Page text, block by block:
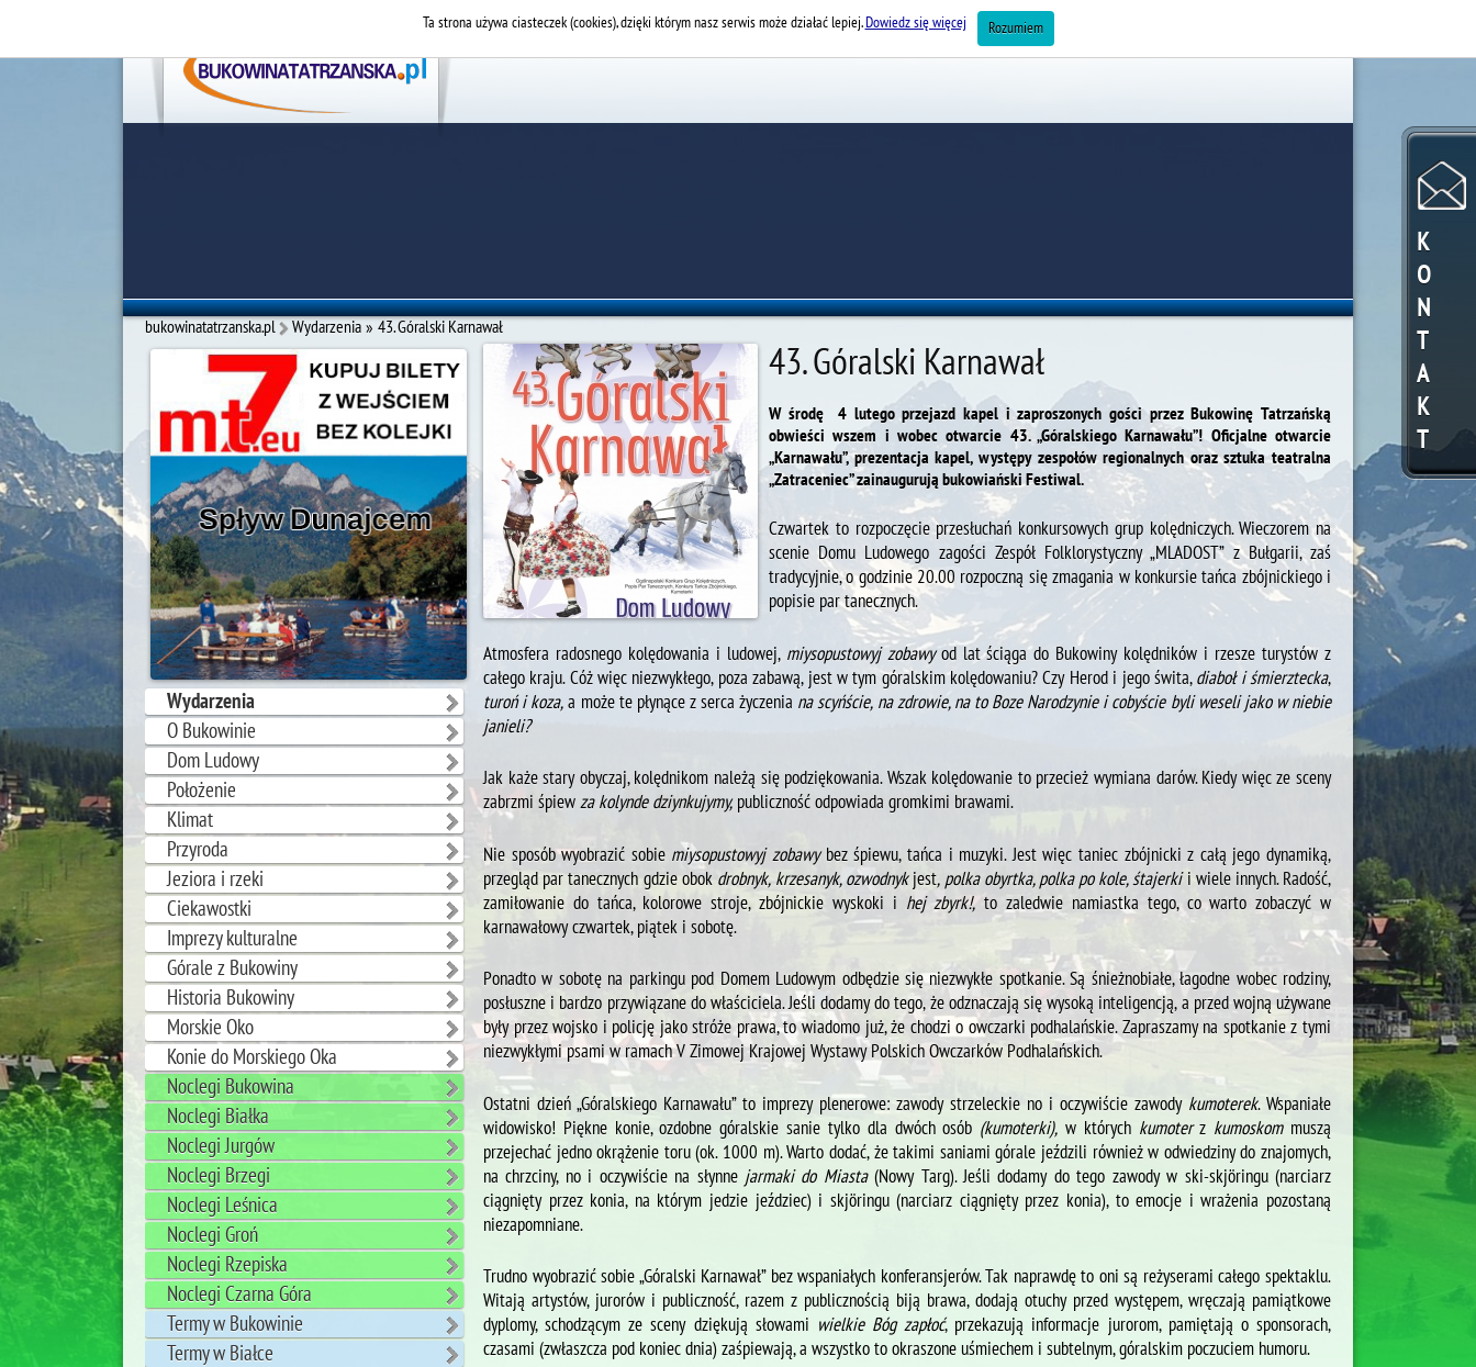
K
O
N
T
A
K
T
bukowinatatrzanska.pl Wydarzenia »43. Góralski Karnawał
Wydarzenia
O Bukowinie
Dom Ludowy
Położenie
Klimat
Przyroda
Jeziora i rzeki
Ciekawostki
Imprezy kulturalne
Górale z Bukowiny
Historia Bukowiny
Morskie Oko
Konie do Morskiego Oka
Noclegi Bukowina
Noclegi Białka
Noclegi Jurgów
Noclegi Brzegi
Noclegi Leśnica
Noclegi Groń
Noclegi Rzepiska
Noclegi Czarna Góra
Termy w Bukowinie
Termy w Białce
43. Góralski Karnawał
W środę 4 lutego przejazd kapel i zaproszonych gości przez Bukowinę Tatrzańską
obwieści wszem i wobec otwarcie 43. „Góralskiego Karnawału”! Oficjalne otwarcie
„Karnawału”, prezentacja kapel, występy zespołów regionalnych oraz sztuka teatralna
„Zatraceniec” zainaugurują bukowiański Festiwal.
Czwartek to rozpoczęcie przesłuchań konkursowych grup kolędniczych. Wieczorem na
scenie Domu Ludowego zagości Zespół Folklorystyczny „MLADOST” z Bułgarii, zaś
tradycyjnie, o godzinie 20.00 rozpoczną się zmagania w konkursie tańca zbójnickiego i
popisie par tanecznych.
Atmosfera radosnego kolędowania i ludowej, miysopustowyj zobawyod lat ściąga do Bukowiny kolędników i rzesze turystów z
całego kraju. Cóż więc niezwykłego, poza zabawą, jest w tym góralskim kolędowaniu? Czy Herod i jego świta, diaboł i śmierztecka,
turoń i koza, a może te płynące z serca życzenia na scyńście, na zdrowie, na to Boze Narodzynie i cobyście byli weseli jako w niebie
janieli?
Jak każe stary obyczaj, kolędnikom należą się podziękowania. Wszak kolędowanie to przecież wymiana darów. Kiedy więc ze sceny
zabrzmi śpiew za kolynde dziynkujymy,publiczność odpowiada gromkimi brawami.
Nie sposób wyobrazić sobie miysopustowyj zobawybez śpiewu, tańca i muzyki. Jest więc taniec zbójnicki z całą jego dynamiką,
przegląd par tanecznych gdzie obok drobnyk, krzesanyk, ozwodnykjest, polka obyrtka, polka po kole, śtajerkii wiele innych. Radość,
zamiłowanie do tańca, kolorowe stroje, zbójnickie wyskoki i hej zbyrk!, to zaledwie namiastka tego, co warto zobaczyć w
karnawałowy czwartek, piątek i sobotę.
Ponadto w sobotę na parkingu pod Domem Ludowym odbędzie się niezwykłe spotkanie. Są śnieżnobiałe, łagodne wobec rodziny,
posłuszne i bardzo przywiązane do właściciela. Jeśli dodamy do tego, że odznaczają się wysoką inteligencją, a przed wojną używane
były przez wojsko i policję jako stróże prawa, to wiadomo już, że chodzi o owczarki podhalańskie. Zapraszamy na spotkanie z tymi
niezwykłymi psami w ramach V Zimowej Krajowej Wystawy Polskich Owczarków Podhalańskich.
Ostatni dzień „Góralskiego Karnawału” to imprezy plenerowe: zawody strzeleckie no i oczywiście zawody kumoterek. Wspaniałe
widowisko! Piękne konie, ozdobne góralskie sanie tylko dla dwóch osób (kumoterki), w których kumoterz kumoskommuszą
przejechać jedno okrążenie toru (ok. 1000 m). Warto dodać, że takimi saniami górale jeździli również w odwiedziny do znajomych,
na chrzciny, no i oczywiście na słynne jarmaki do Miasta(Nowy Targ). Jeśli dodamy do tego zawody w ski-skjӧringu (narciarz
ciągnięty przez konia, na którym jedzie jeździec) i skjӧringu (narciarz ciągnięty przez konia), to emocje i wrażenia pozostaną
niezapomniane.
Trudno wyobrazić sobie „Góralski Karnawał” bez wspaniałych konferansjerów. Tak naprawdę to oni są reżyserami całego spektaklu.
Witają artystów, jurorów i publiczność, razem z publicznością biją brawa, dodają otuchy przed występem, wręczają pamiątkowe
dyplomy, schodzącym ze sceny dziękują słowami wielkie Bóg zapłoć, przekazują informacje jurorom, pamiętają o sponsorach,
czasami (zwłaszcza pod koniec dnia) zaśpiewają, a wszystko to okraszone uśmiechem i subtelnym, góralskim poczuciem humoru.
Ta strona używa ciasteczek (cookies), dzięki którym nasz serwis może działać lepiej.Dowiedz się więcej Rozumiem